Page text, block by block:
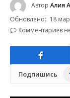
Автор Алия
Обновлено: 18
Комментариев
Подпишись